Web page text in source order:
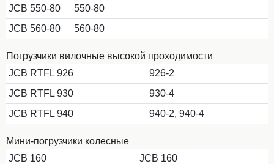
JCB 550-80
550-80
JCB 560-80
560-80
Погрузчики вилочные высокой проходимости
JCB RTFL 926
926-2
JCB RTFL 930
930-4
JCB RTFL 940
940-2, 940-4
Мини-погрузчики колесные
JCB 160
JCB 160